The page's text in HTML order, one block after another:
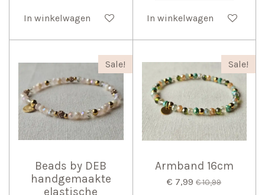
In winkelwagen In winkelwagen
Sale!
Beads by DEB
handgemaakte
elastische
Sale!
Armband 16cm
€ 7,99 € 10,99